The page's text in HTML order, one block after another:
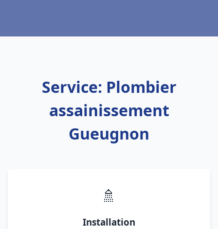
Service: Plombier
assainissement
Gueugnon
🚿
Installation